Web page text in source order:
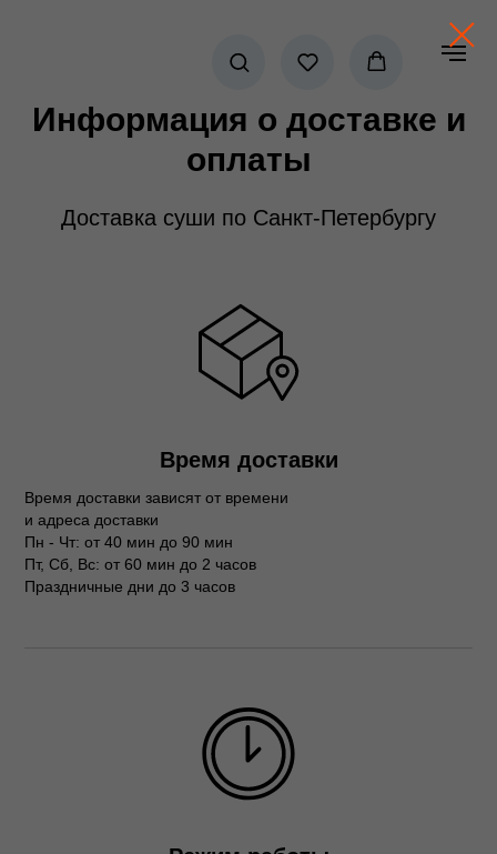
Информация о доставке и
оплаты
Доставка суши по Санкт-Петербургу
Время доставки
Время доставки зависят от времени
и адреса доставки
Пн - Чт: от 40 мин до 90 мин
Пт, Сб, Вс: от 60 мин до 2 часов
Праздничные дни до 3 часов